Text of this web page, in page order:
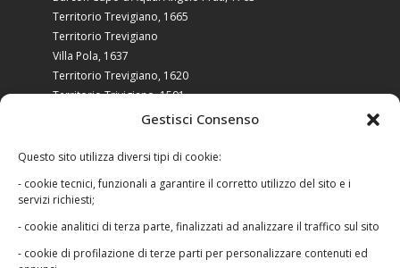
Gestisci Consenso
Questo sito utilizza diversi tipi di cookie:
- cookie tecnici, funzionali a garantire il corretto utilizzo del sito e i
servizi richiesti;
- cookie analitici di terza parte, finalizzati ad analizzare il traffico sul sito
- cookie di profilazione di terze parti per personalizzare contenuti ed
Territorio Trevigiano, 1665
Territorio Trevigiano
Villa Pola, 1637
Territorio Trevigiano, 1620
Territorio Trivigiano, 1591
Tarvisini agri typus, 1580
Le foto raccolte in questo sito appartengono ai